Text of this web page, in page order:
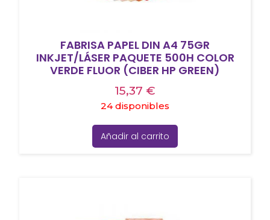
FABRISA PAPEL DIN A4 75GR
INKJET/LÁSER PAQUETE 500H COLOR
VERDE FLUOR (CIBER HP GREEN)
15,37 €
24 disponibles
Añadir al carrito